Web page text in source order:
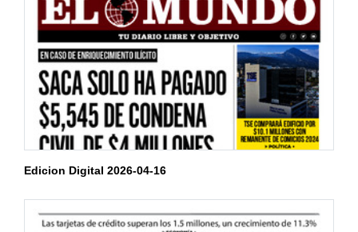
Edicion Digital 2026-04-16